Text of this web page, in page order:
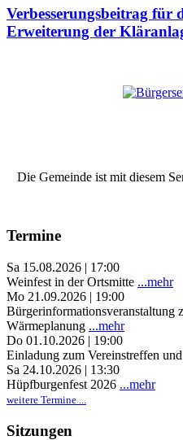
Verbesserungsbeitrag für
Erweiterung der
Die Gemeinde ist mit diesem
Termine
Sa 15.08.2026 | 17:00
Weinfest in der Ortsmitte ...mehr
Mo 21.09.2026 | 19:00
Bürgerinformationsveranstaltung
Wärmeplanung ...mehr
Do 01.10.2026 | 19:00
Einladung zum Vereinstreffen
Sa 24.10.2026 | 13:30
Hüpfburgenfest 2026 ...mehr
weitere Termine ...
Sitzungen